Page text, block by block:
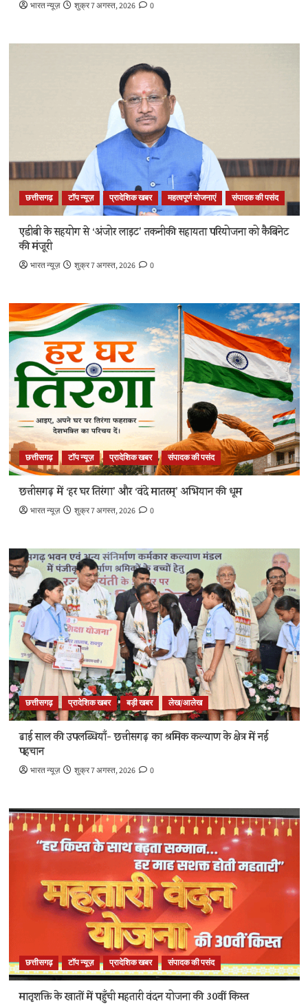
भारत न्यूज़ शुक्र 7 अगस्त, 2026 0
छत्तीसगढ़ टॉप न्यूज़ प्रादेशिक खबर महत्वपूर्ण योजनाएं संपादक की पसंद
एडीबी के सहयोग से ‘अंजोर लाइट’ तकनीकी सहायता परियोजना को कैबिनेट
की मंजूरी
भारत न्यूज़ शुक्र 7 अगस्त, 2026 0
छत्तीसगढ़ टॉप न्यूज़ प्रादेशिक खबर संपादक की पसंद
छत्तीसगढ़ में ‘हर घर तिरंगा’ और ‘वंदे मातरम्’ अभियान की धूम
भारत न्यूज़ शुक्र 7 अगस्त, 2026 0
छत्तीसगढ़ प्रादेशिक खबर बड़ी खबर लेख/आलेख
ढाई साल की उपलब्धियाँ- छत्तीसगढ़ का श्रमिक कल्याण के क्षेत्र में नई
पहचान
भारत न्यूज़ शुक्र 7 अगस्त, 2026 0
छत्तीसगढ़ टॉप न्यूज़ प्रादेशिक खबर संपादक की पसंद
मातृशक्ति के खातों में पहुँची महतारी वंदन योजना की 30वीं किस्त